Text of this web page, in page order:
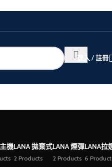
登入 / 註冊
機LANA 拋棄式
2 Products
LANA 煙彈
2 Products
LANA拉
6